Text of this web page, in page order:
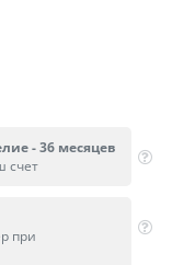
- 36 месяцев
счет
при